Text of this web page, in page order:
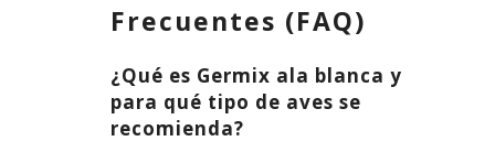
Frecuentes (FAQ)
¿Qué es Germix ala blanca y
para qué tipo de aves se
recomienda?